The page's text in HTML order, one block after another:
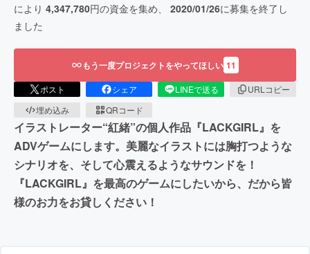
により 4,347,780円の資金を集め、 2020/01/26に募集を終了し
ました
もう一度プロジェクトをやってほしい 11
ポスト シェア LINEで送る
URLコピー
埋め込み
QRコード
イラストレーター“紅緒”の個人作品『LACKGIRL』を
ADVゲームにします。美麗なイラストには胸打つような
シナリオを、そして心震えるようなサウンドを！
『LACKGIRL』を最高のゲームにしたいから、だから皆
様のお力をお貸しください！